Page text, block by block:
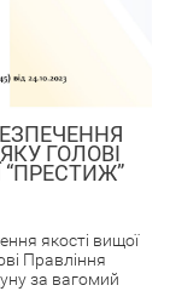
ГОЛОВІ
“ПРЕСТИЖ”
якості вищої
Правління
за вагомий